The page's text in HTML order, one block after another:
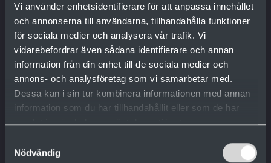
Vi använder enhetsidentifierare för att anpassa innehållet
och annonserna till användarna, tillhandahålla funktioner
för sociala medier och analysera vår trafik. Vi
vidarebefordrar även sådana identifierare och annan
information från din enhet till de sociala medier och
annons- och analysföretag som vi samarbetar med.
Dessa kan i sin tur kombinera informationen med annan
information som du har tillhandahållit eller som de har
samlat in när du har använt deras tjänster.
Nödvändig
ställer på våra produkter. Med en
kombination av kunskap, erfarenhet och en
internationellt ledande forskningsavdelning
har vi utvecklat en rad tekniska lösningar.